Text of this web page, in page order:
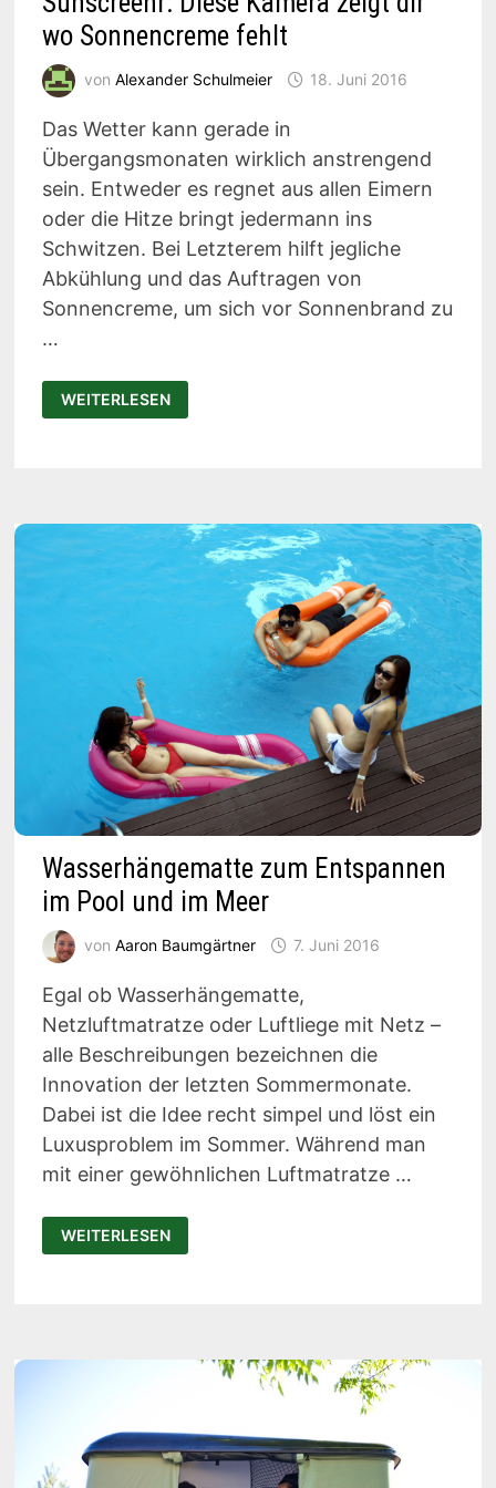
wo Sonnencreme fehlt
von Alexander Schulmeier 18. Juni 2016
Das Wetter kann gerade in
Übergangsmonaten wirklich anstrengend
sein. Entweder es regnet aus allen Eimern
oder die Hitze bringt jedermann ins
Schwitzen. Bei Letzterem hilft jegliche
Abkühlung und das Auftragen von
Sonnencreme, um sich vor Sonnenbrand zu
…
SUNSCREENR:
DIESE
KAMERA
WEITERLESEN
Wasserhängematte zum Entspannen
im Pool und im Meer
von Aaron Baumgärtner 7. Juni 2016
Egal ob Wasserhängematte,
Netzluftmatratze oder Luftliege mit Netz –
alle Beschreibungen bezeichnen die
Innovation der letzten Sommermonate.
Dabei ist die Idee recht simpel und löst ein
Luxusproblem im Sommer. Während man
mit einer gewöhnlichen Luftmatratze …
WASSERHÄNGEMATTE
ZUM
ENTSPANNEN
WEITERLESEN